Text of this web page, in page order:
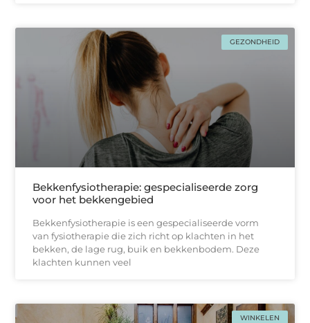
GEZONDHEID
Bekkenfysiotherapie: gespecialiseerde zorg
voor het bekkengebied
Bekkenfysiotherapie is een gespecialiseerde vorm
van fysiotherapie die zich richt op klachten in het
bekken, de lage rug, buik en bekkenbodem. Deze
klachten kunnen veel
WINKELEN